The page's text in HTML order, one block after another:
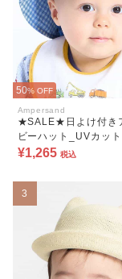
50% OFF
Ampersand
★SALE★日よけ付き
ビーハット_UVカット
¥1,265 税込
3